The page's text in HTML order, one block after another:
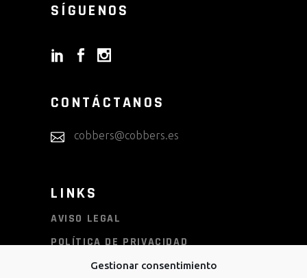
Gestionar consentimiento
SÍGUENOS
CONTÁCTANOS
cobbers@cobbers.es
LINKS
AVISO LEGAL
POLÍTICA DE PRIVACIDAD
POLÍTICA DE COOKIES